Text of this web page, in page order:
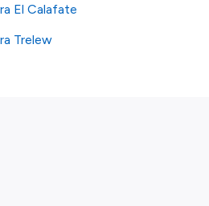
El Calafate
Trelew